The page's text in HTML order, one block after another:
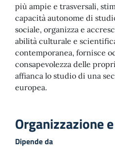
più ampie e trasversali,
capacità autonome di
sociale, organizza e
abilità culturale e
contemporanea, fornisce
consapevolezza delle
affianca lo studio di una
europea.
Organizzazione
Dipende da